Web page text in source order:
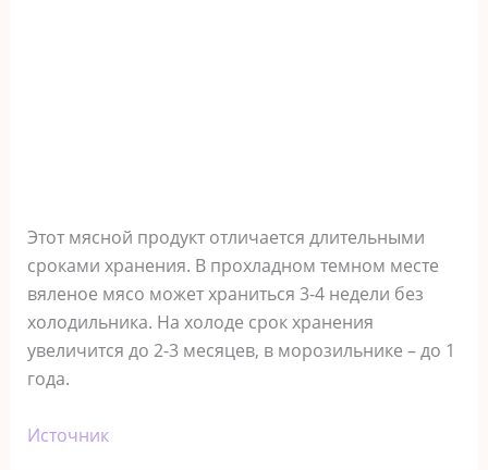
Этот мясной продукт отличается длительными
сроками хранения. В прохладном темном месте
вяленое мясо может храниться 3-4 недели без
холодильника. На холоде срок хранения
увеличится до 2-3 месяцев, в морозильнике – до 1
года.
Источник